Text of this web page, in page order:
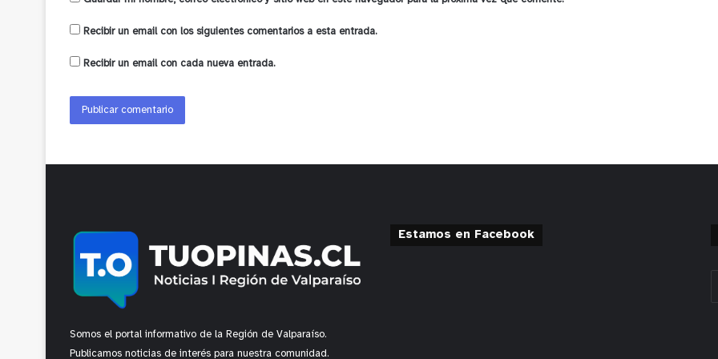
Recibir un email con los siguientes comentarios a esta entrada.
Recibir un email con cada nueva entrada.
Somos el portal informativo de la Región de Valparaíso.
Publicamos noticias de interés para nuestra comunidad.
Estamos en Facebook